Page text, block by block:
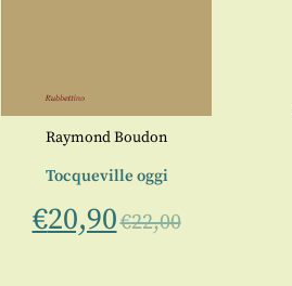
Raymond Boudon
Tocqueville oggi
€20,90€22,00